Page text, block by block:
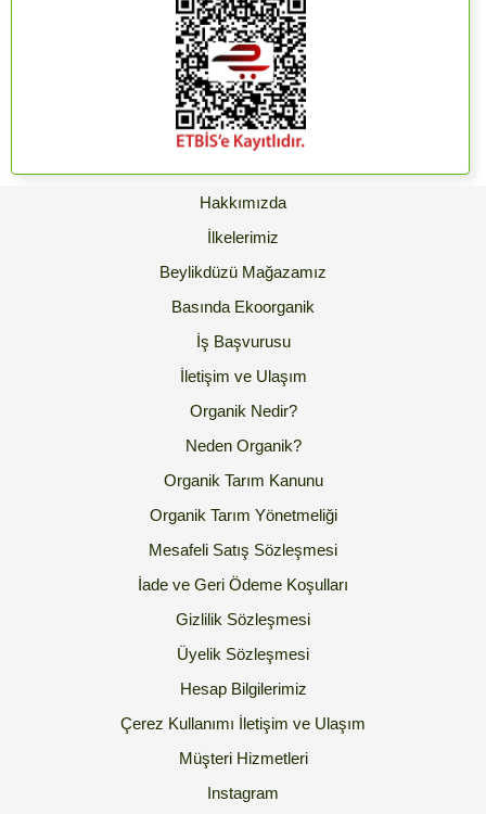
Hakkımızda
İlkelerimiz
Beylikdüzü Mağazamız
Basında Ekoorganik
İş Başvurusu
İletişim ve Ulaşım
Organik Nedir?
Neden Organik?
Organik Tarım Kanunu
Organik Tarım Yönetmeliği
Mesafeli Satış Sözleşmesi
İade ve Geri Ödeme Koşulları
Gizlilik Sözleşmesi
Üyelik Sözleşmesi
Hesap Bilgilerimiz
Çerez Kullanımı İletişim ve Ulaşım
Müşteri Hizmetleri
Instagram